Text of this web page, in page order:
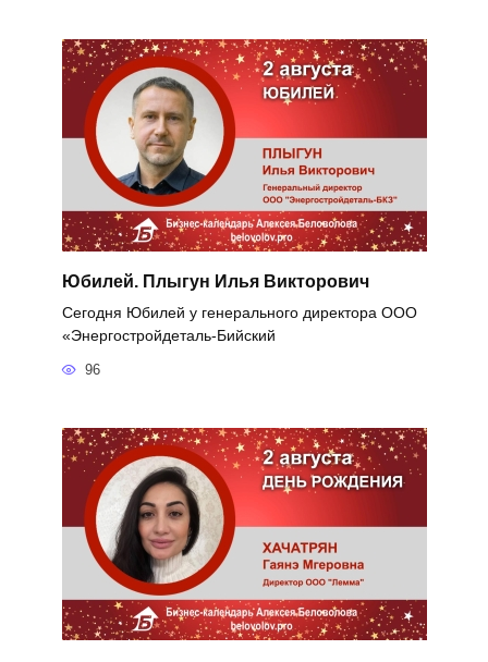
Юбилей. Плыгун Илья Викторович
Сегодня Юбилей у генерального директора ООО
«Энергостройдеталь-Бийский
96